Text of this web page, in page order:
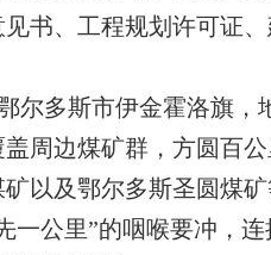
书、工程规划许可证
尔多斯市伊金霍洛旗
周边煤矿群，方圆百
以及‌鄂尔多斯圣圆煤
一公里”的咽喉要冲，